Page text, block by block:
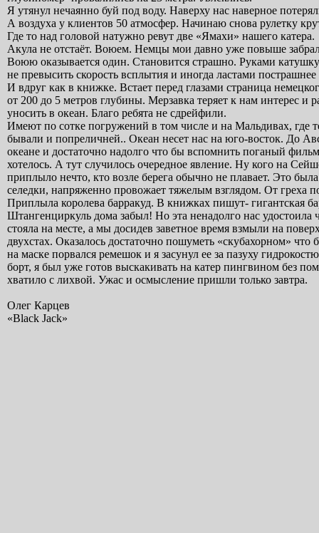
Я утянул нечаянно буй под воду. Наверху нас наверное
А воздуха у клиентoв 50 атмосфер. Начинаю снова рулетку
Где то над головой натужно ревут две «Ямахи» нашего катера.
Акула не отстаёт. Воюем. Немцы мои давно уже повыше
Воюю оказывается один. Cтановится страшно. Руками
не превысить скорость всплытия и иногда ластами пострашнее
И вдруг как в книжке. Встает перед глазами страница
от 200 до 5 метров глубины. Мерзавка теряет к нам интерес и
уносить в океан. Благо ребята не сдрейфили.
Имеют по сотке погружений в том числе и на Мальдивах, где
бывали и попреличней.. Океан несет нас на юго-восток. До
океане и достаточно надолго что бы вспомнить поганый
хотелось. А тут случилось очередное явление. Ну кого на
приплыло нечто, кто возле берега обычно не плавает. Это
селедки, напряженно провожает тяжелым взглядом. От греха
Приплыла королева барракуд. В книжках пишут- гигантская
Штангенциркуль дома забыл! Но эта ненадолго нас
стояла на месте, а мы досидев заветное время взмыли на
двухстах. Oказалось достаточно пошуметь «скубахорном»
на маске порвался ремешок и я засунул ее за пазуху
борт, я был уже готов выскакивать на катер пингвином без
хватило с лихвой. Ужас и осмысление пришли только завтра.
Олег Карцев
«Black Jack»